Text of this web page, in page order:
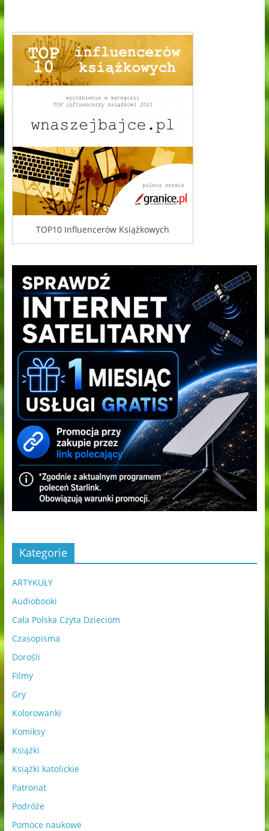
TOP10 Influencerów Książkowych
Kategorie
ARTYKUŁY
Audiobooki
Cała Polska Czyta Dzieciom
Czasopisma
Dorośli
Filmy
Gry
Kolorowanki
Komiksy
Książki
Książki katolickie
Patronat
Podróże
Pomoce naukowe